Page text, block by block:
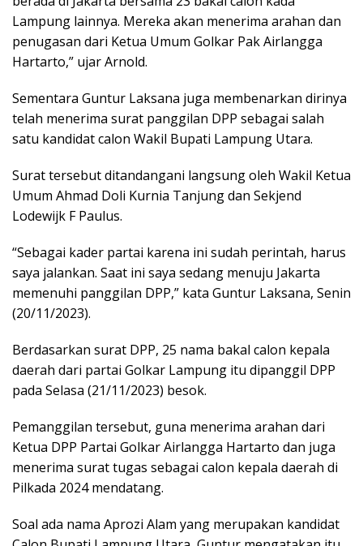
Lampung lainnya. Mereka akan menerima arahan dan
penugasan dari Ketua Umum Golkar Pak Airlangga
Hartarto,” ujar Arnold.
Sementara Guntur Laksana juga membenarkan dirinya
telah menerima surat panggilan DPP sebagai salah
satu kandidat calon Wakil Bupati Lampung Utara.
Surat tersebut ditandangani langsung oleh Wakil Ketua
Umum Ahmad Doli Kurnia Tanjung dan Sekjend
Lodewijk F Paulus.
“Sebagai kader partai karena ini sudah perintah, harus
saya jalankan. Saat ini saya sedang menuju Jakarta
memenuhi panggilan DPP,” kata Guntur Laksana, Senin
(20/11/2023).
Berdasarkan surat DPP, 25 nama bakal calon kepala
daerah dari partai Golkar Lampung itu dipanggil DPP
pada Selasa (21/11/2023) besok.
Pemanggilan tersebut, guna menerima arahan dari
Ketua DPP Partai Golkar Airlangga Hartarto dan juga
menerima surat tugas sebagai calon kepala daerah di
Pilkada 2024 mendatang.
Soal ada nama Aprozi Alam yang merupakan kandidat